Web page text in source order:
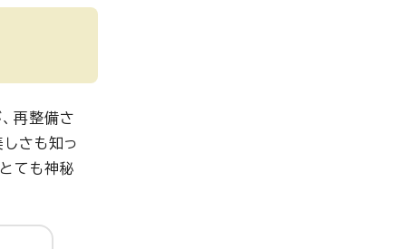
再整備さ
さも知っ
ても神秘